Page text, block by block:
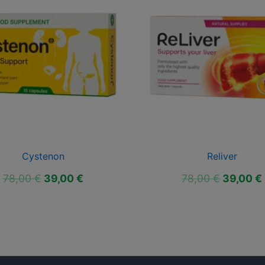
€Aktuálna
Pôvodná
39,00€Aktuálna